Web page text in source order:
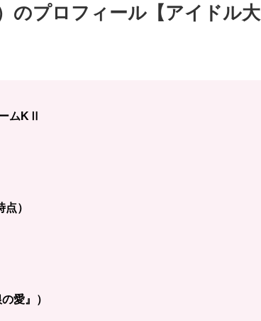
のプロフィール【アイドル大
ムKⅡ
）
愛』）